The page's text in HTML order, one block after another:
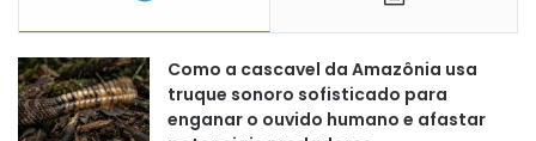
Como a cascavel da Amazônia usa
truque sonoro sofisticado para
enganar o ouvido humano e afastar